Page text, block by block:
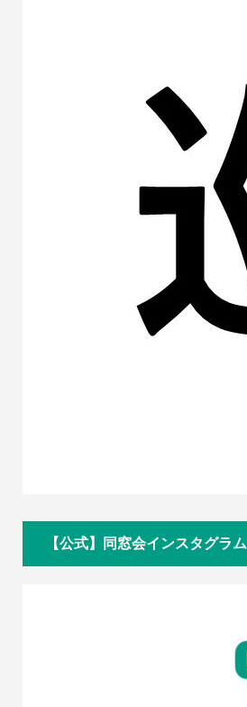
【公式】同窓会インスタグラム